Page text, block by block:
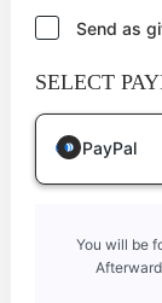
Send as
SELECT
PayPal
You will be